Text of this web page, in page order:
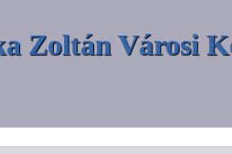
Zoltán Városi